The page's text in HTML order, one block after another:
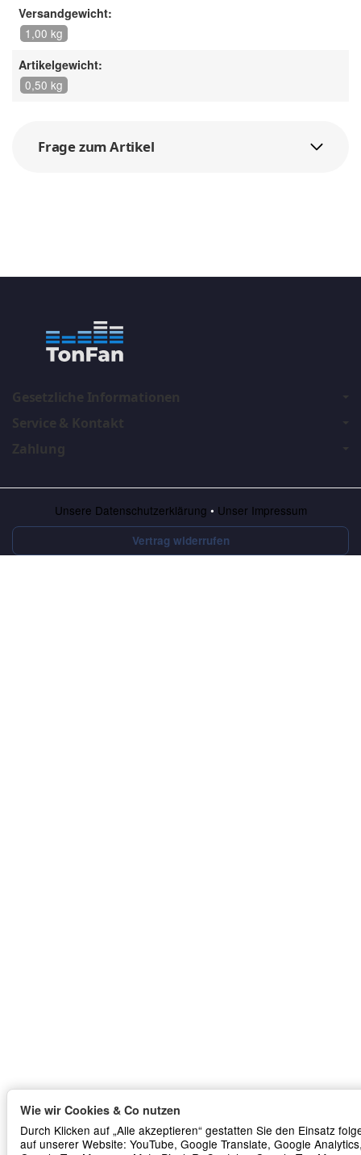
Versandgewicht:
1,00 kg
Artikelgewicht:
0,50 kg
Frage zum Artikel
Gesetzliche Informationen
Service & Kontakt
Zahlung
Unsere Datenschutzerklärung • Unser Impressum
Vertrag widerrufen
Wie wir Cookies & Co nutzen
Durch Klicken auf „Alle akzeptieren“ gestatten Sie den Einsatz
auf unserer Website: YouTube, Google Translate, Google